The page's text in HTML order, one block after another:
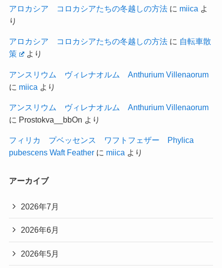
アロカシア コロカシアたちの冬越しの方法に miica よ
り
アロカシア コロカシアたちの冬越しの方法に 自転車散
策
より
アンスリウム ヴィレナオルム Anthurium Villenaorum
に miica より
アンスリウム ヴィレナオルム Anthurium Villenaorum
に Prostokva__bbOn より
フィリカ プベッセンス ワフトフェザー Phylica
pubescens Waft Featherに miica より
アーカイブ
2026年7月
2026年6月
2026年5月